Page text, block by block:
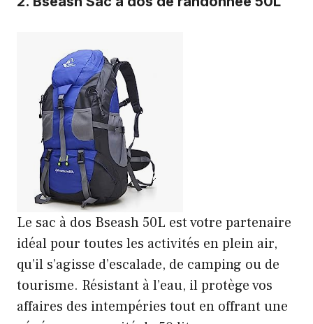
Le sac à dos Bseash 50L est votre partenaire
idéal pour toutes les activités en plein air,
qu’il s’agisse d’escalade, de camping ou de
tourisme. Résistant à l’eau, il protège vos
affaires des intempéries tout en offrant une